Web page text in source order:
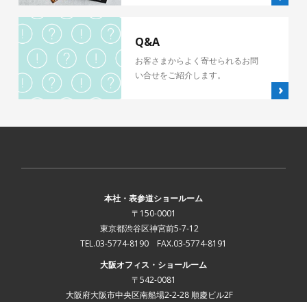
Q&A
お客さまからよく寄せられるお問
い合せをご紹介します。
本社・表参道ショールーム
〒150-0001
東京都渋谷区神宮前5-7-12
TEL.03-5774-8190 FAX.03-5774-8191
大阪オフィス・ショールーム
〒542-0081
大阪府大阪市中央区南船場2-2-28 順慶ビル2F